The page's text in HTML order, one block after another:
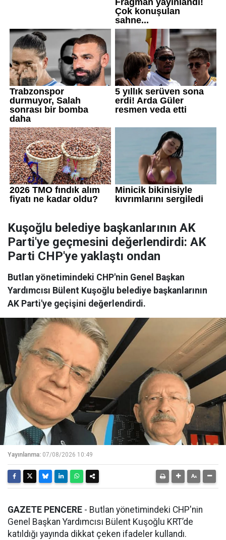
Kuşoğlu belediye başkanlarının AK
Parti'ye geçmesini değerlendirdi: AK
Parti CHP'ye yaklaştı ondan
Butlan yönetimindeki CHP'nin Genel Başkan
Yardımcısı Bülent Kuşoğlu belediye başkanlarının
AK Parti'ye geçişini değerlendirdi.
Yayınlanma: 07/08/2026 10:49
GAZETE PENCERE - Butlan yönetimindeki CHP'nin
Genel Başkan Yardımcısı Bülent Kuşoğlu KRT’de
katıldığı yayında dikkat çeken ifadeler kullandı.